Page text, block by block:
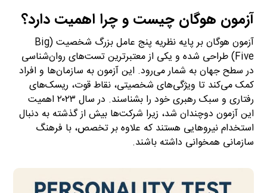
آزمون هوگان چیست و چرا اهمیت دارد؟
آزمون هوگان بر پایه نظریه پنج عامل بزرگ شخصیت (Big
Five) طراحی شده و یکی از معتبرترین تست‌های روان‌شناسی
در سطح جهان به شمار می‌رود. این آزمون به سازمان‌ها و افراد
کمک می‌کند تا ویژگی‌های شخصیتی، نقاط قوت، ریسک‌های
رفتاری و سبک رهبری خود را بشناسند. در سال ۲۰۲۳ اهمیت
این آزمون دوچندان شد، زیرا شرکت‌ها بیش از گذشته به دنبال
استخدام نیروهایی هستند که علاوه بر تخصص، با فرهنگ
سازمانی همخوانی داشته باشند.